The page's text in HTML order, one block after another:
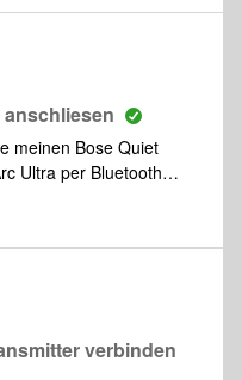
verschiedener
geht. Wenn er bei
geht, kommt es
Dank im Voraus
meinen Bose Quiet
Ultra per Bluetooth
von der Soundbat zu
aufschlussreiche
verbinden